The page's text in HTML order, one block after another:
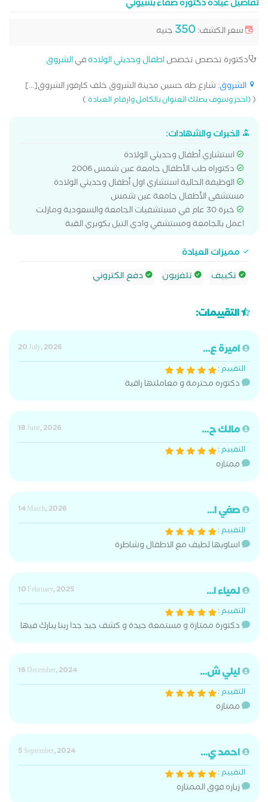
تفاصيل عيادة دكتورة صفاء بسيوني
سعر الكشف:350 جنيه
دكتورة تخصص تخصصاطفال وحديثي الولادةفيالشروق
الشروق: شارع طه حسين مدينة الشروق خلف كارفور الشروق[...]
((احجز وسوف يصلك العنوان بالكامل وارقام العيادة)
الخبرات والشهادات:
استشاري أطفال وحديثي الولادة
دكتوراه طب الأطفال جامعة عين شمس 2006
الوظيفة الحالية استشاري اول أطفال وحديثي الولادة
مستشفى الأطفال جامعة عين شمس
خبرة 30 عام في مستشفيات الجامعة والسعودية ومازلت
اعمل بالجامعة ومستشفي وادي النيل بكوبري القبة
مميزات العيادة
تكييف
تلفزيون دفع الكتروني
التقييمات:
اميرة ع...
20 July, 2026
التقييم :
دكتوره محترمة و معاملتها راقية
مالك ح...
18 June, 2026
التقييم :
ممتازه
صفي ا...
14 March, 2026
التقييم :
اساوبها لطيف مع الاطفال وشاطرة
لمياء ا...
10 February, 2025
التقييم :
دكتورة ممتازة و مستمعة جيدة و كشف جيد جدا ربنا يبارك فيها
ليلي ش...
16 December, 2024
التقييم :
ممتازه
احمد ي...
5 September, 2024
التقييم :
زياره فوق الممتازه